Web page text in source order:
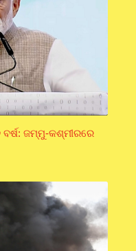
ଜମ୍ମୁ-କଶ୍ମୀରରେ